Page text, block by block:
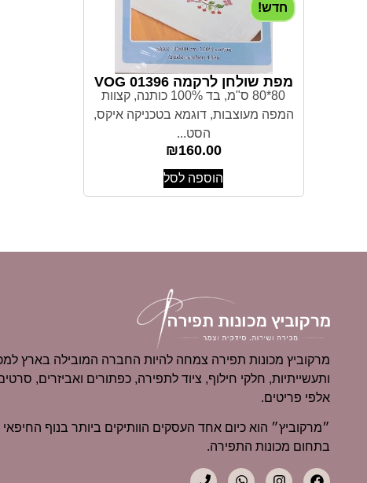
חדש!
מפת שולחן לרקמה 01396 VOG
80*80 ס"מ, בד 100% כותנה, קצוות
המפה מעוצבות, דוגמא בטכניקה איקס,
הסט...
₪160.00
הוספה לסל
מרקוביץ מכונות תפירה צמחה להיות החברה המובילה בארץ
ותעשייתיות, חלקי חילוף, ציוד לתפירה, כפתורים ואביזרים,
אלפי פריטים.
בתחום מכונות התפירה.